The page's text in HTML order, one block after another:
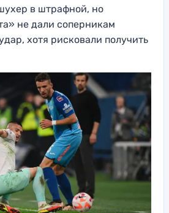
в штрафной, но
не дали соперникам
хотя рисковали получить